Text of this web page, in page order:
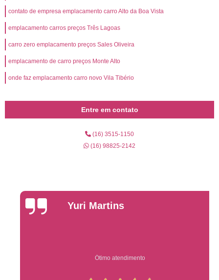
contato de empresa emplacamento carro Alto da Boa Vista
emplacamento carros preços Três Lagoas
carro zero emplacamento preços Sales Oliveira
emplacamento de carro preços Monte Alto
onde faz emplacamento carro novo Vila Tibério
Entre em contato
(16) 3515-1150
(16) 98825-2142
Yuri Martins
Ótimo atendimento